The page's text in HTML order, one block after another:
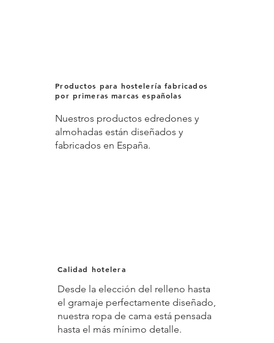
Productos para hostelería fabricados
por primeras marcas españolas
Nuestros productos edredones y
almohadas están diseñados y
fabricados en España.
Calidad hotelera
Desde la elección del relleno hasta
el gramaje perfectamente diseñado,
nuestra ropa de cama está pensada
hasta el más mínimo detalle.